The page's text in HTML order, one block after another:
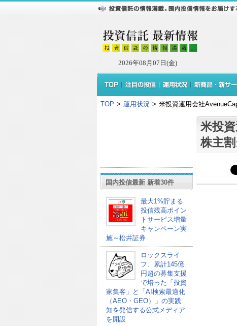
2026年08月07日(金)
TOP > 運用状況 > 米投資運用会社
国内投信最新 新着30件
最大1%貯まる
投信残高ポイン
トサービス増量
キャンペーン実
施～松井証券
ロックスライ
フ、累計145億
円超の募集支援
で培った「投資
家集客」と「AI検索最適化
（AEO・GEO）」の実践
知を発信する公式メディア
を開設
米投
株主